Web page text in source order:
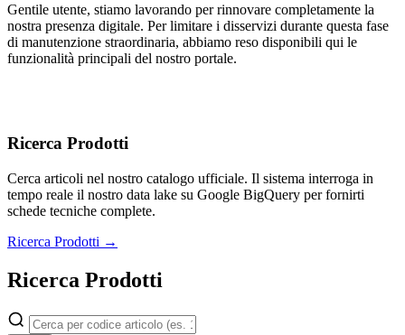
Gentile utente, stiamo lavorando per rinnovare completamente la
nostra presenza digitale. Per limitare i disservizi durante questa fase
di manutenzione straordinaria, abbiamo reso disponibili qui le
funzionalità principali del nostro portale.
Ricerca Prodotti
Cerca articoli nel nostro catalogo ufficiale. Il sistema interroga in
tempo reale il nostro data lake su Google BigQuery per fornirti
schede tecniche complete.
Ricerca Prodotti →
Ricerca Prodotti